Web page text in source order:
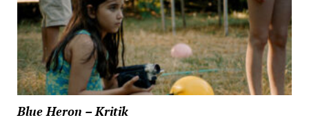
Blue Heron – Kritik